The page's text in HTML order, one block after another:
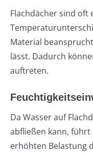
Flachdächer sind oft
Material
lässt. Dadurch
auftreten.
Da Wasser auf
abfließen kann, führt
erhöhten Belastung